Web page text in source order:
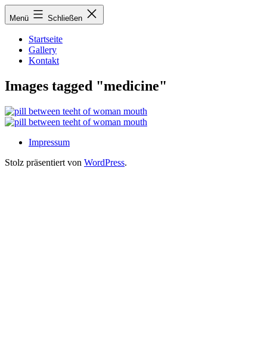
Zum
Inhalt
Menü Schließen
Startseite
Gallery
Kontakt
Images tagged "medicine"
Impressum
Stolz präsentiert von WordPress.